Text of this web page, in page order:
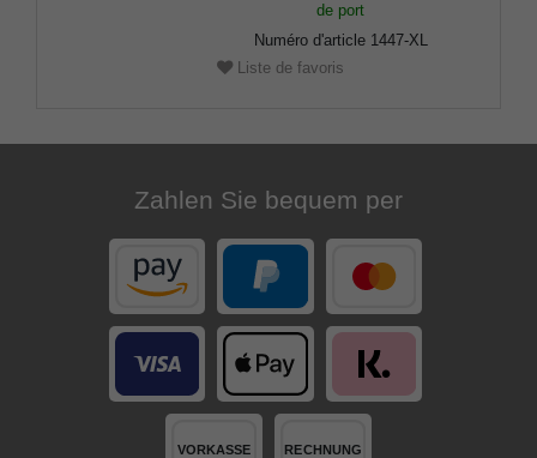
de port
Numéro d'article 1447-XL
Liste de favoris
Zahlen Sie bequem per